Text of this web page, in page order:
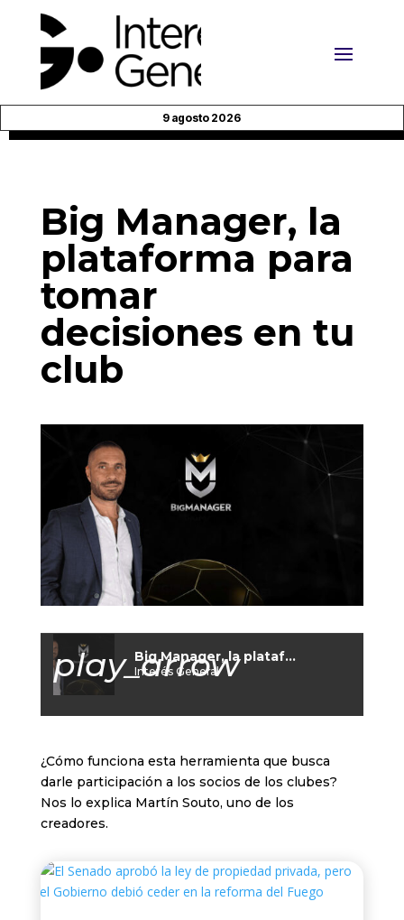
9 agosto 2026
Big Manager, la
plataforma para
tomar
decisiones en tu
club
play_arrow Big Manager, la plataforma para tomar decisiones en tu club
Interés General
¿Cómo funciona esta herramienta que busca
darle participación a los socios de los clubes?
Nos lo explica Martín Souto, uno de los
creadores.